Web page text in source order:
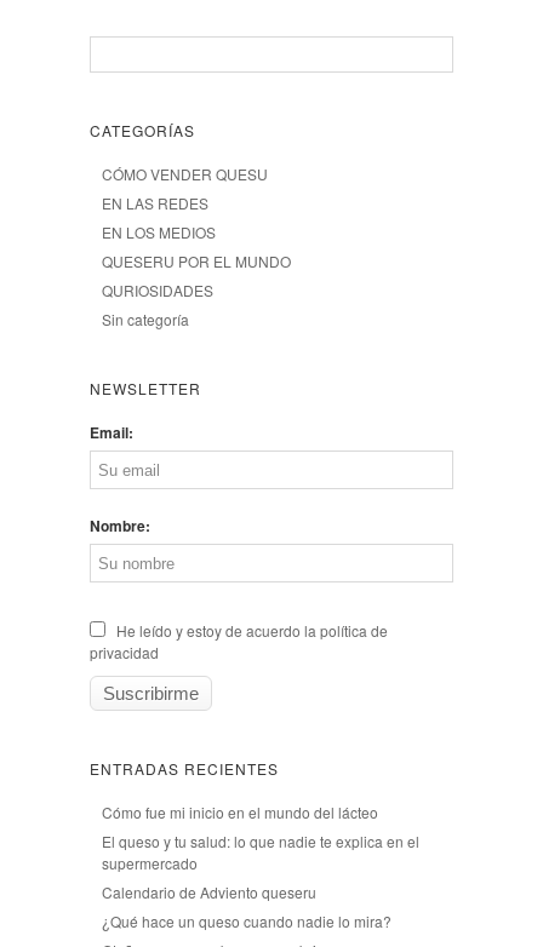
CATEGORÍAS
CÓMO VENDER QUESU
EN LAS REDES
EN LOS MEDIOS
QUESERU POR EL MUNDO
QURIOSIDADES
Sin categoría
NEWSLETTER
Email:
Nombre:
He leído y estoy de acuerdo la política de
privacidad
ENTRADAS RECIENTES
Cómo fue mi inicio en el mundo del lácteo
El queso y tu salud: lo que nadie te explica en el
supermercado
Calendario de Adviento queseru
¿Qué hace un queso cuando nadie lo mira?